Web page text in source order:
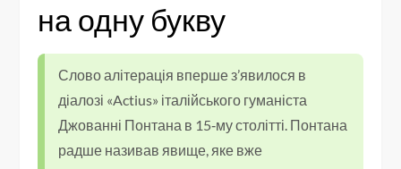
на одну букву
Слово алітерація вперше з’явилося в
діалозі «Actius» італійського гуманіста
Джованні Понтана в 15‑му столітті. Понтана
радше називав явище, яке вже